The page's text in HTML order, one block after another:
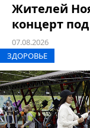
Жителей
концерт
07.08.2026
ЗДОРОВЬЕ